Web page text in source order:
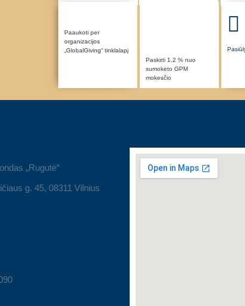
Paaukoti per
organizacijos
„GlobalGiving“ tinklalapį
Paskirti 1.2 % nuo
sumokėto GPM
mokesčio
„Rugutė“
g. 45, 08311 Vilnius